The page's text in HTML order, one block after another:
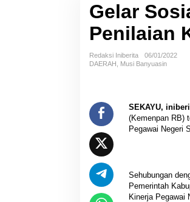
Gelar
Penilaian
Redaksi Iniberita
06/01/2022
DAERAH
Musi Banyuasin
SEKAYU,
(Kemenpan RB)
Pegawai Negeri
Sehubungan
Pemerintah
Kinerja Pegawai